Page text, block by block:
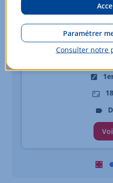
415
Paramétrer
Consulter notre